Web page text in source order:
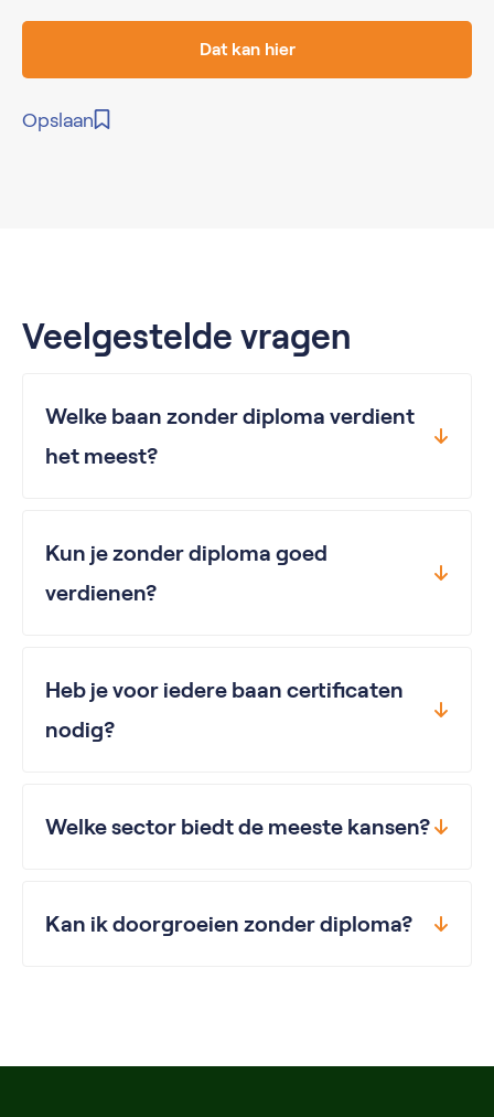
Dat kan hier
Opslaan
Veelgestelde vragen
Welke baan zonder diploma verdient
het meest?
Kun je zonder diploma goed
verdienen?
Heb je voor iedere baan certificaten
nodig?
Welke sector biedt de meeste kansen?
Kan ik doorgroeien zonder diploma?